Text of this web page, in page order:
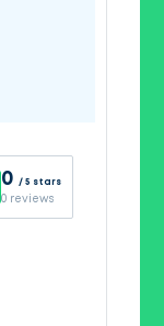
0 / 5 stars
0 reviews